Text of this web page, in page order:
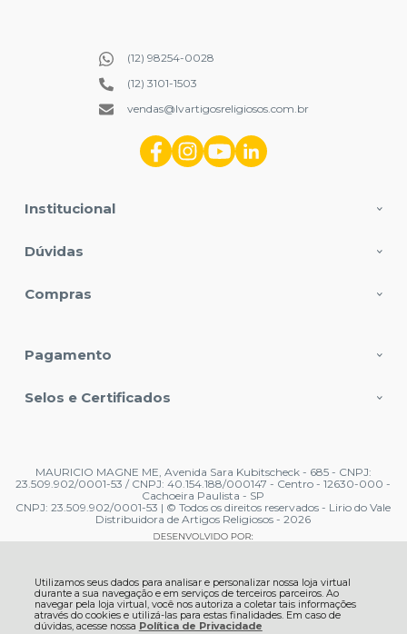
Utilizamos seus dados para analisar e personalizar nossa loja virtual
durante a sua navegação e em serviços de terceiros parceiros. Ao
navegar pela loja virtual, você nos autoriza a coletar tais informações
através do cookies e utilizá-las para estas finalidades. Em caso de
dúvidas, acesse nossa Política de Privacidade
Institucional
Dúvidas
Compras
(12) 98254-0028
(12) 3101-1503
vendas@lvartigosreligiosos.com.br
Pagamento
Selos e Certificados
MAURICIO MAGNE ME, Avenida Sara Kubitscheck - 685 - CNPJ:
23.509.902/0001-53 / CNPJ: 40.154.188/000147 - Centro - 12630-000 -
Cachoeira Paulista - SP
CNPJ: 23.509.902/0001-53 | © Todos os direitos reservados - Lirio do Vale
Distribuidora de Artigos Religiosos - 2026